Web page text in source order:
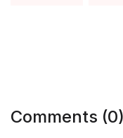
Comments (0)